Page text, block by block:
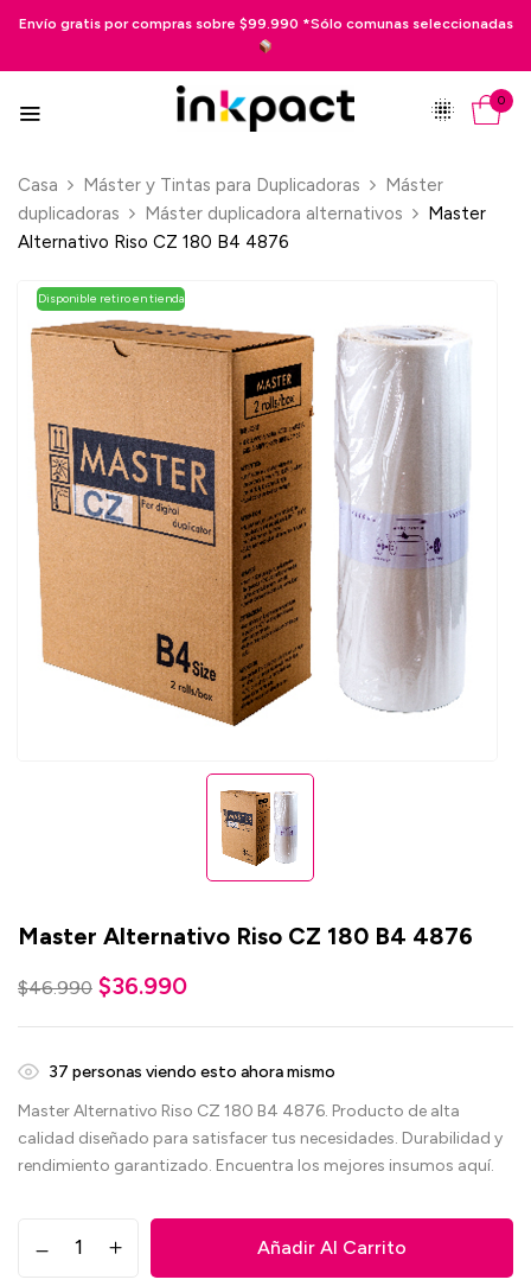
sobre $99.990 *Sólo comunas seleccionadas
0
Casa Máster y Tintas para Duplicadoras
Máster
duplicadoras
Máster duplicadora alternativos
Master
Alternativo Riso CZ 180 B4 4876
Disponible retiro en tienda
Master Alternativo Riso CZ 180 B4 4876
$46.990 $36.990
35 personas viendo esto ahora mismo
Master Alternativo Riso CZ 180 B4 4876. Producto de alta
calidad diseñado para satisfacer tus necesidades. Durabilidad y
rendimiento garantizado. Encuentra los mejores insumos aquí.
Añadir Al Carrito